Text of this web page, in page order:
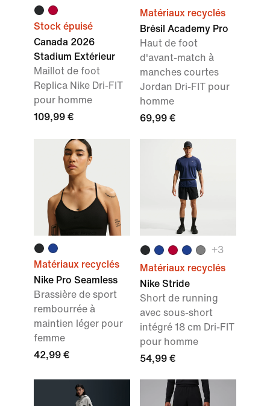
Stock épuisé
Canada 2026
Stadium Extérieur
Maillot de foot
Replica Nike Dri-FIT
pour homme
109,99 €
Matériaux recyclés
Brésil Academy Pro
Haut de foot
d'avant-match à
manches courtes
Jordan Dri-FIT pour
homme
69,99 €
Matériaux recyclés
Nike Pro Seamless
Brassière de sport
rembourrée à
maintien léger pour
femme
42,99 €
+3
Matériaux recyclés
Nike Stride
Short de running
avec sous-short
intégré 18 cm Dri-FIT
pour homme
54,99 €